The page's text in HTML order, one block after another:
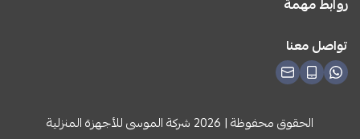
روابط مهمة
تواصل معنا
الحقوق محفوظة | 2026 شركة الموسى للأجهزة المنزلية